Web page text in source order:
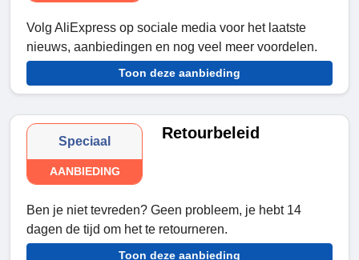
Volg AliExpress op sociale media voor het laatste
nieuws, aanbiedingen en nog veel meer voordelen.
Toon deze aanbieding
Speciaal
AANBIEDING
Retourbeleid
Ben je niet tevreden? Geen probleem, je hebt 14
dagen de tijd om het te retourneren.
Toon deze aanbieding